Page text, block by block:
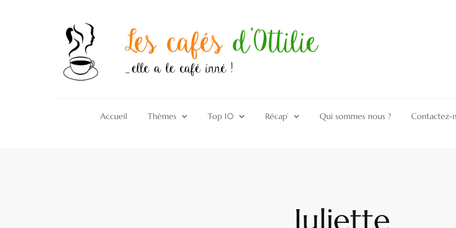
Accueil Thèmes Top 10 Récap’ Qui sommes nous ? Contactez-
Juliette